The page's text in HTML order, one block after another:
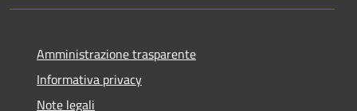
Amministrazione trasparente
Informativa privacy
Note legali